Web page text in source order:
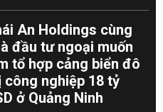
An Holdings cùng
đầu tư ngoại muốn
tổ hợp cảng biển đô
công nghiệp 18 tỷ
ở Quảng Ninh